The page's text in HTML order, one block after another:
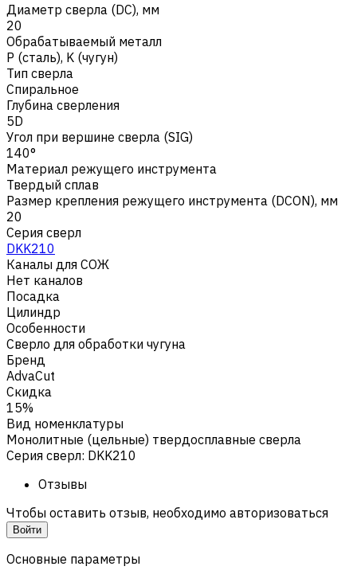
Диаметр сверла (DC), мм
20
Обрабатываемый металл
Р (сталь), K (чугун)
Тип сверла
Спиральное
Глубина сверления
5D
Угол при вершине сверла (SIG)
140°
Материал режущего инструмента
Твердый сплав
Размер крепления режущего инструмента (DCON), мм
20
Серия сверл
DKK210
Каналы для СОЖ
Нет каналов
Посадка
Цилиндр
Особенности
Сверло для обработки чугуна
Бренд
AdvaCut
Скидка
15%
Вид номенклатуры
Монолитные (цельные) твердосплавные сверла
Серия сверл: DKK210
Отзывы
Чтобы оставить отзыв, необходимо авторизоваться
Войти
Основные параметры